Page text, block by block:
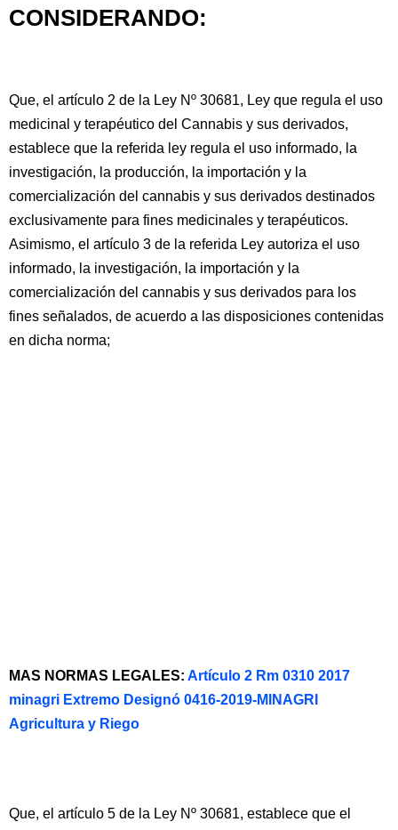
CONSIDERANDO:
Que, el artículo 2 de la Ley Nº 30681, Ley que regula el uso
medicinal y terapéutico del Cannabis y sus derivados,
establece que la referida ley regula el uso informado, la
investigación, la producción, la importación y la
comercialización del cannabis y sus derivados destinados
exclusivamente para fines medicinales y terapéuticos.
Asimismo, el artículo 3 de la referida Ley autoriza el uso
informado, la investigación, la importación y la
comercialización del cannabis y sus derivados para los
fines señalados, de acuerdo a las disposiciones contenidas
en dicha norma;
MAS NORMAS LEGALES: Artículo 2 Rm 0310 2017
minagri Extremo Designó 0416-2019-MINAGRI
Agricultura y Riego
Que, el artículo 5 de la Ley Nº 30681, establece que el